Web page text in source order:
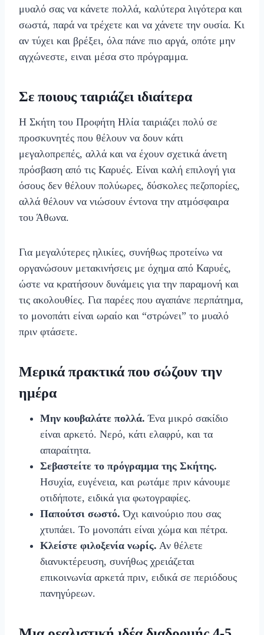
μυαλό σας να κάνετε πολλά, καλύτερα λιγότερα και
σωστά, παρά να τρέχετε και να χάνετε την ουσία. Κι
αν τύχει και βρέξει, όλα πάνε πιο αργά, οπότε μην
αγχώνεστε, ειναι μέσα στο πρόγραμμα.
Σε ποιους ταιριάζει ιδιαίτερα
Η Σκήτη του Προφήτη Ηλία ταιριάζει πολύ σε
προσκυνητές που θέλουν να δουν κάτι
μεγαλοπρεπές, αλλά και να έχουν σχετικά άνετη
πρόσβαση από τις Καρυές. Είναι καλή επιλογή για
όσους δεν θέλουν πολύωρες, δύσκολες πεζοπορίες,
αλλά θέλουν να νιώσουν έντονα την ατμόσφαιρα
του Άθωνα.
Για μεγαλύτερες ηλικίες, συνήθως προτείνω να
οργανώσουν μετακινήσεις με όχημα από Καρυές,
ώστε να κρατήσουν δυνάμεις για την παραμονή και
τις ακολουθίες. Για παρέες που αγαπάνε περπάτημα,
το μονοπάτι είναι ωραίο και “στρώνει” το μυαλό
πριν φτάσετε.
Μερικά πρακτικά που σώζουν την
ημέρα
Μην κουβαλάτε πολλά. Ένα μικρό σακίδιο
είναι αρκετό. Νερό, κάτι ελαφρύ, και τα
απαραίτητα.
Σεβαστείτε το πρόγραμμα της Σκήτης.
Ησυχία, ευγένεια, και ρωτάμε πριν κάνουμε
οτιδήποτε, ειδικά για φωτογραφίες.
Παπούτσι σωστό. Όχι καινούριο που σας
χτυπάει. Το μονοπάτι είναι χώμα και πέτρα.
Κλείστε φιλοξενία νωρίς. Αν θέλετε
διανυκτέρευση, συνήθως χρειάζεται
επικοινωνία αρκετά πριν, ειδικά σε περιόδους
πανηγύρεων.